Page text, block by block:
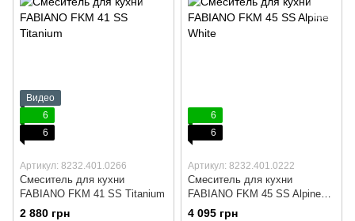
Видео
6
6
Артикул: 8232.401.0266
Смеситель для кухни
FABIANO FKM 41 SS Titanium
2 880 грн
6
6
Артикул: 8232.401.0222
Смеситель для кухни
FABIANO FKM 45 SS Alpine
White
4 095 грн